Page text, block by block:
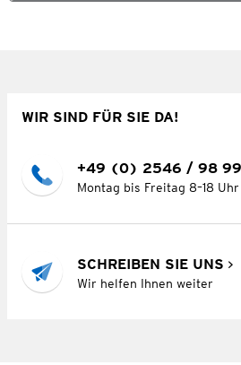
WIR SIND FÜR SIE DA!
+49 (0) 2546 / 98
Montag bis Freitag 8–18 Uhr
SCHREIBEN SIE UNS
Wir helfen Ihnen weiter